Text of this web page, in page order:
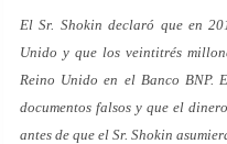
El Sr. Shokin declaró que en
Unido y que los veintitrés
Reino Unido en el Banco BNP.
documentos falsos y que el
antes de que el Sr. Shokin